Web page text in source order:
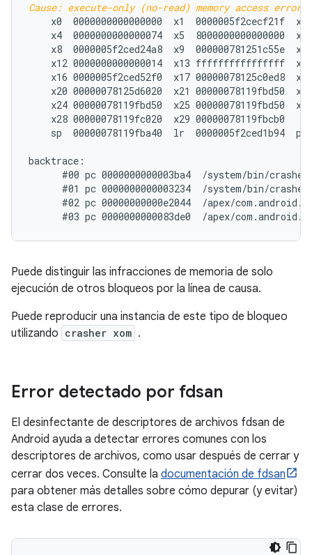
Cause: execute-only (no-read) memory access
x0  0000000000000000  x1  0000005f2cecf21f
x4  0000000000000074  x5  8000000000000000
x8  0000005f2ced24a8  x9  000000781251c55e
x12 0000000000000014  x13 ffffffffffffffff
x16 0000005f2ced52f0  x17 00000078125c0ed8
x20 00000078125d6020  x21 00000078119fbd50
x24 00000078119fbd50  x25 00000078119fbd50
    x28 00000078119fc020  x29 00000078119fbcb0
sp  00000078119fba40  lr  0000005f2ced1b94  pc
backtrace:
#00 pc 0000000000003ba4  /system/bin/
#01 pc 0000000000003234  /system/bin/
#02 pc 00000000000e2044  /apex/
Puede distinguir las infracciones de memoria de solo
ejecución de otros bloqueos por la línea de causa.
Puede reproducir una instancia de este tipo de bloqueo
utilizando crasher xom .
Error detectado por fdsan
El desinfectante de descriptores de archivos fdsan de
Android ayuda a detectar errores comunes con los
descriptores de archivos, como usar después de cerrar y
cerrar dos veces. Consulte la documentación de fdsan
para obtener más detalles sobre cómo depurar (y evitar)
esta clase de errores.